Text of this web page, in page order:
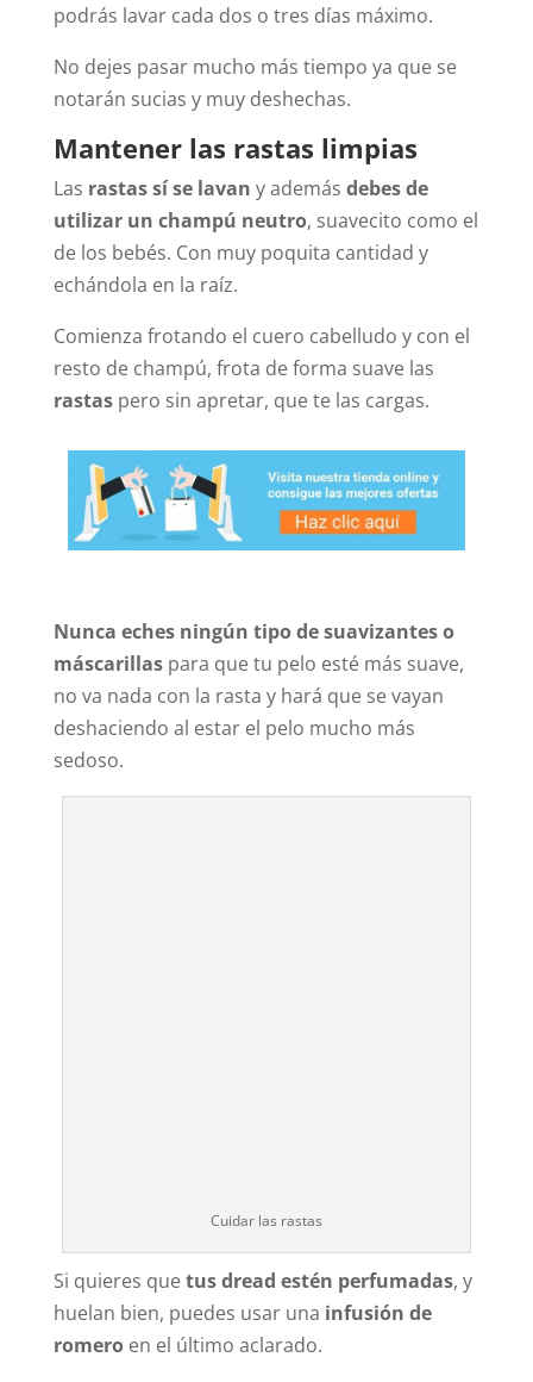
podrás lavar cada dos o tres días máximo.
No dejes pasar mucho más tiempo ya que se
notarán sucias y muy deshechas.
Mantener las rastas limpias
Las rastassí se lavan y además debes de
utilizar un champú neutro, suavecito como el
de los bebés. Con muy poquita cantidad y
echándola en la raíz.
Comienza frotando el cuero cabelludo y con el
resto de champú, frota de forma suave las
rastaspero sin apretar, que te las cargas.
Nunca eches ningún tipo de suavizantes o
máscarillaspara que tu pelo esté más suave,
no va nada con la rasta y hará que se vayan
deshaciendo al estar el pelo mucho más
sedoso.
Cuidar las rastas
Si quieres quetus dread estén perfumadas, y
huelan bien, puedes usar una infusión de
romeroen el último aclarado.